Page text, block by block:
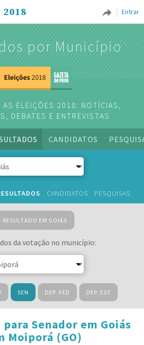
Entrar
por Município
AS ELEIÇÕES 2018: NOTÍCIAS,
DEBATES E ENTREVISTAS
CANDIDATOS
CANDIDATOS PESQUISAS
RESULTADO EM GOIÁS
da votação no município:
SEN DEP. FED DEP. EST
Senador em Goiás
Moiporá (GO)